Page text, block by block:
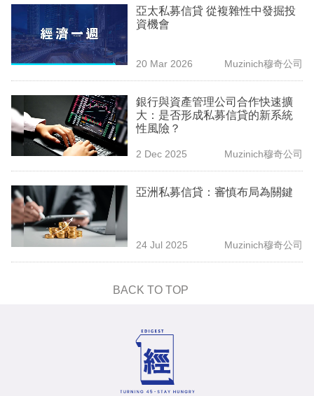
事
專
欄
訂
閱
專
區
亞太私募信貸 從複雜性中發掘投
資機會
20 Mar 2026 Muzinich穆奇公司
銀行與資產管理公司合作快速擴
大：是否形成私募信貸的新系統
性風險？
2 Dec 2025 Muzinich穆奇公司
亞洲私募信貸：審慎布局為關鍵
24 Jul 2025 Muzinich穆奇公司
BACK TO TOP